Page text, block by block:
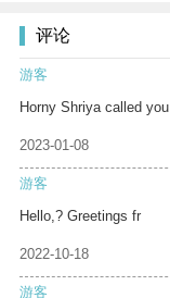
评论
游客
Horny Shriya called you
2023-01-08
游客
Hello,? Greetings fr
2022-10-18
游客